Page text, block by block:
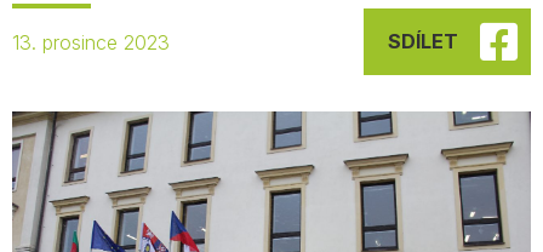
13. prosince 2023 SDÍLET